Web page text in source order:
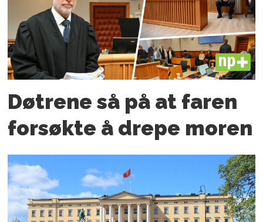
PLUS
Døtrene så på at faren
forsøkte å drepe moren